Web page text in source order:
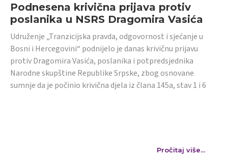
Podnesena krivična prijava protiv
poslanika u NSRS Dragomira Vasića
Udruženje „Tranzicijska pravda, odgovornost i sjećanje u
Bosni i Hercegovini“ podnijelo je danas krivičnu prijavu
protiv Dragomira Vasića, poslanika i potpredsjednika
Narodne skupštine Republike Srpske, zbog osnovane
sumnje da je počinio krivična djela iz člana 145a, stav 1 i 6
Pročitaj više...